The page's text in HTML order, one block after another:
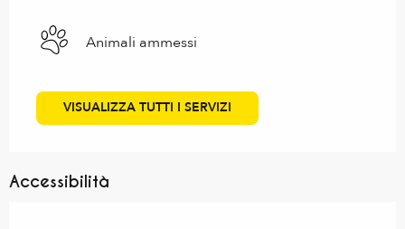
Animali ammessi
VISUALIZZA TUTTI I SERVIZI
Accessibilità